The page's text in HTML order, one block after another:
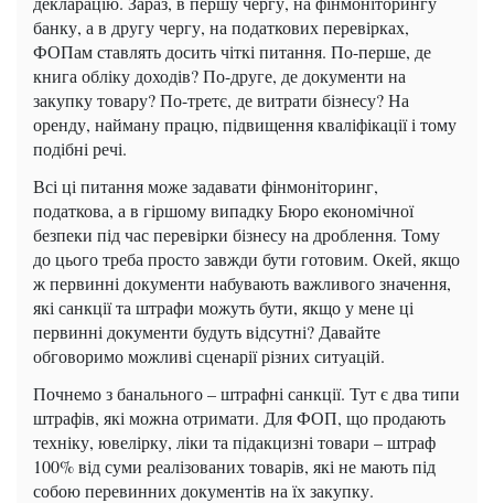
банку, а в другу чергу, на податкових перевірках,
ФОПам ставлять досить чіткі питання. По-перше, де
книга обліку доходів?По-друге, де документи на
закупку товару?По-третє, де витрати бізнесу?На
оренду, найману працю, підвищення кваліфікації і тому
подібні речі.
Всі ці питання може задавати фінмоніторинг,
податкова, а в гіршому випадку Бюро економічної
безпеки під час перевірки бізнесу на дроблення. Тому
до цього треба просто завжди бути готовим. Окей, якщо
ж первинні документи набувають важливого значення,
які санкції та штрафи можуть бути, якщо у мене ці
первинні документи будуть відсутні? Давайте
обговоримо можливі сценарії різних ситуацій.
Почнемо з банального – штрафні санкції. Тут є два типи
штрафів, які можна отримати. Для ФОП, що продають
техніку, ювелірку, ліки та підакцизні товари – штраф
100% від суми реалізованих товарів, які не мають під
собою перевинних документів на їх закупку.